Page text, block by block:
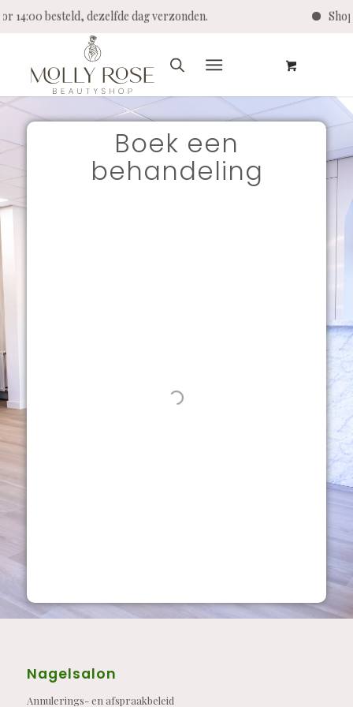
14:00 besteld, dezelfde dag verzonden.
Boek een
behandeling
Nagelsalon
Annulerings- en afspraakbeleid